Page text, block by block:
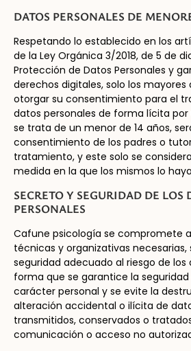
DATOS PERSONALES DE
Respetando lo establecido en los
de la Ley Orgánica 3/2018, de 5 de
Protección de Datos Personales y
derechos digitales, solo los mayores
otorgar su consentimiento para el
datos personales de forma lícita por
se trata de un menor de 14 años,
consentimiento de los padres o
tratamiento, y este solo se
medida en la que los mismos lo
SECRETO Y SEGURIDAD DE LOS
PERSONALES
Cafune psicología se compromete
técnicas y organizativas necesarias,
seguridad adecuado al riesgo de los
forma que se garantice la
carácter personal y se evite la
alteración accidental o ilícita de
transmitidos, conservados o
comunicación o acceso no